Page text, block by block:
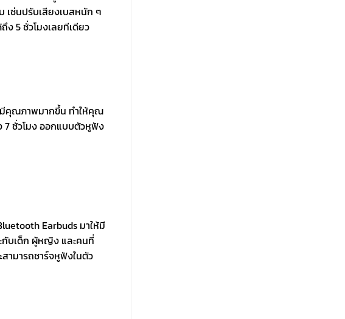
เช่นปรับเสียงเบสหนัก ๆ
ง 5 ชั่วโมงเลยทีเดียว
มีคุณภาพมากขึ้น ทำให้คุณ
7 ชั่วโมง ออกแบบตัวหูฟัง
Earbuds มาให้มี
กับเด็ก ผู้หญิง และคนที่
ามารถชาร์จหูฟังในตัว